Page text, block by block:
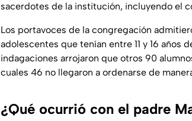
sacerdotes de la institución, incluyendo el
Los portavoces de la congregación
adolescentes que tenían entre 11 y 16 años
indagaciones arrojaron que otros 90
cuales 46 no llegaron a ordenarse de
¿Qué ocurrió con el padre